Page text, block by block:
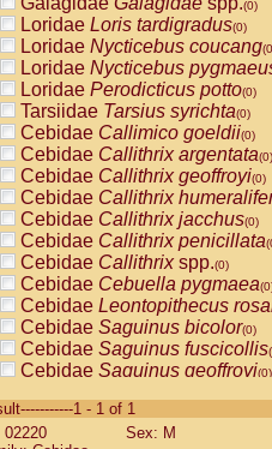
(0)
Loridae Loris tardigradus(0)
Loridae Nycticebus coucang
Loridae Nycticebus
Loridae Perodicticus potto(0)
Tarsiidae Tarsius syrichta(0)
Cebidae Callimico goeldii(0)
Cebidae Callithrix argentata(0)
Cebidae Callithrix geoffroyi(0)
Cebidae Callithrix
Cebidae Callithrix jacchus(0)
Cebidae Callithrix penicillata
Cebidae Callithrixspp.(0)
Cebidae Cebuella pygmaea
Cebidae Leontopithecus
Cebidae Saguinus bicolor(0)
Cebidae Saguinus fuscicollis
Cebidae Saguinus geoffroyi(0)
CebidaeSaguinus labiatus(0)
Cebidae Saguinus leucopus
1 - 1 of 1
02220
Sex: M